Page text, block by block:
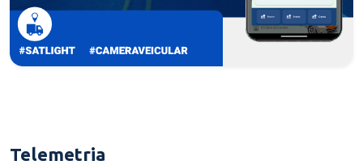
Telemetria